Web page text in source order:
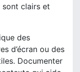
sont clairs et
des
d’écran ou des
Documenter